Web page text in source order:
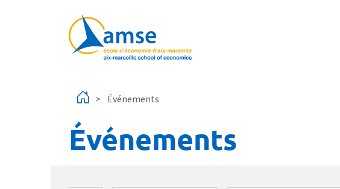
Événements
Événements